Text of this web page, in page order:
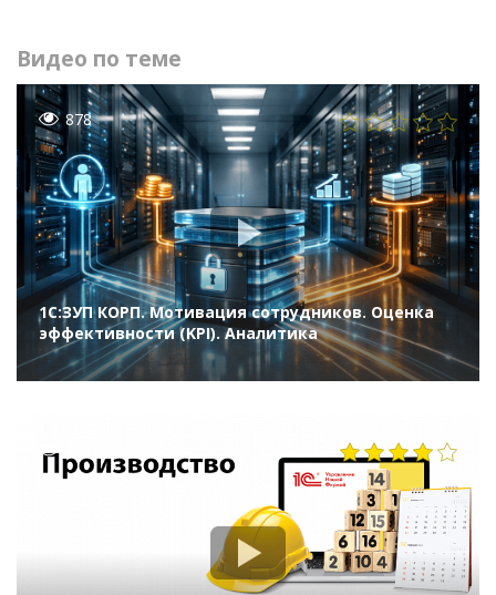
Видео по теме
878
1С:ЗУП КОРП. Мотивация сотрудников. Оценка
эффективности (KPI). Аналитика